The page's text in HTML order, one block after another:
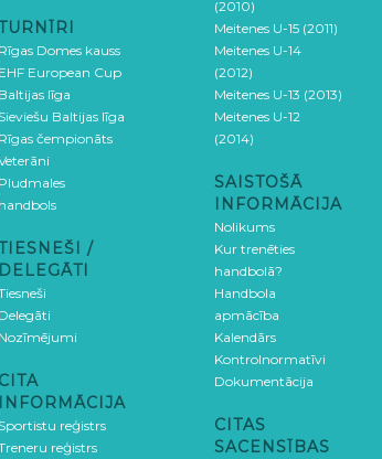
Rīgas Domes kauss
EHF European Cup
Baltijas līga
Sieviešu Baltijas līga
Rīgas čempionāts
Pludmales
handbols
/
DELEGĀTI
Delegāti
Nozīmējumi
CITA
INFORMĀCIJA
Sportistu reģistrs
reģistrs
(2010)
Meitenes U-15 (2011)
Meitenes U-14
(2012)
Meitenes U-13 (2013)
Meitenes U-12
(2014)
SAISTOŠĀ
INFORMĀCIJA
Nolikums
Kur trenēties
handbolā?
Handbola
apmācība
Kalendārs
Kontrolnormatīvi
Dokumentācija
CITAS
SACENSĪBAS